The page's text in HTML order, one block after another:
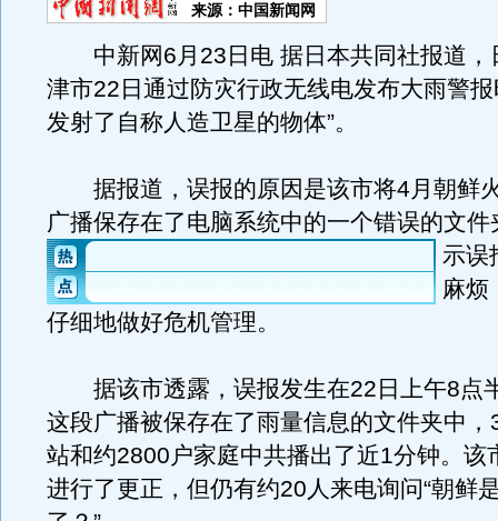
来源： 中国新闻网
中新网6月23日电 据日本共同社报道，
津市22日通过防灾行政无线电发布大雨警报
发射了自称人造卫星的物体”。
据报道，误报的原因是该市将4月朝鲜
广播保存在了电脑系统中的一个错误的文件
示误
麻烦
仔细地做好危机管理。
据该市透露，误报发生在22日上午8点
这段广播被保存在了雨量信息的文件夹中
站和约2800户家庭中共播出了近1分钟。该
进行了更正，但仍有约20人来电询问“朝鲜